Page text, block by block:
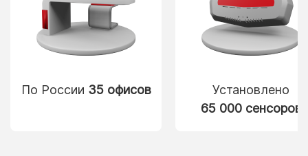
По России 35 офисов
Установлено
65 000 сенсоров